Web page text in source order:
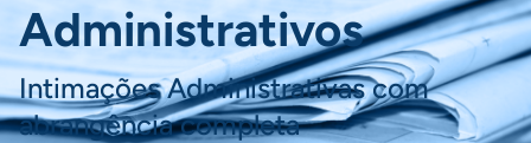
Administrativos
Intimações Administrativas com
abrangência completa